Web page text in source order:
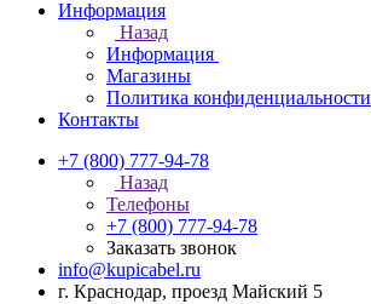
Информация
Назад
Информация
Магазины
Политика конфиденциальности
Контакты
+7 (800) 777-94-78
Назад
Телефоны
+7 (800) 777-94-78
Заказать звонок
info@kupicabel.ru
г. Краснодар, проезд Майский 5